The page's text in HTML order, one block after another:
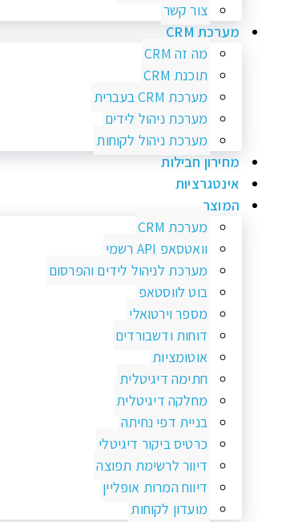
צור קשר
מערכת CRM
מה זה CRM
תוכנת CRM
מערכת CRM בעברית
מערכת ניהול לידים
מערכת ניהול לקוחות
מחירון חבילות
אינטגרציות
המוצר
מערכת CRM
וואטסאפ API רשמי
מערכת לניהול לידים והפרסום
בוט לווסטאפ
מספר וירטואלי
דוחות ודשבורדים
אוטומציות
חתימה דיגיטלית
מחלקה דיגיטלית
בניית דפי נחיתה
כרטיס ביקור דיגיטלי
דיוור לרשימת תפוצה
דיווח המרות אופליין
מועדון לקוחות